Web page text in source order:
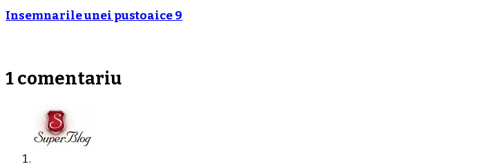
Insemnarile unei pustoaice 9
1 comentariu